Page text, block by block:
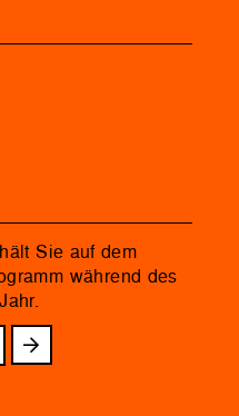
Sie auf dem
während des